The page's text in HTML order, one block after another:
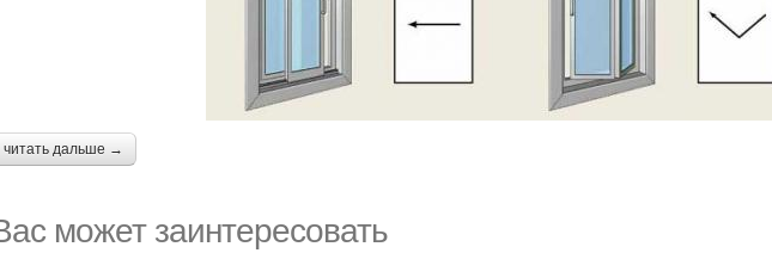
читать дальше →
может заинтересовать